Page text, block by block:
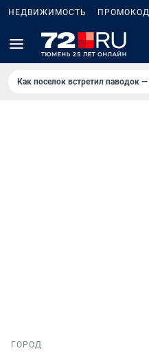
НЕДВИЖИМОСТЬ
Как поселок встретил паводок
ГОРОД